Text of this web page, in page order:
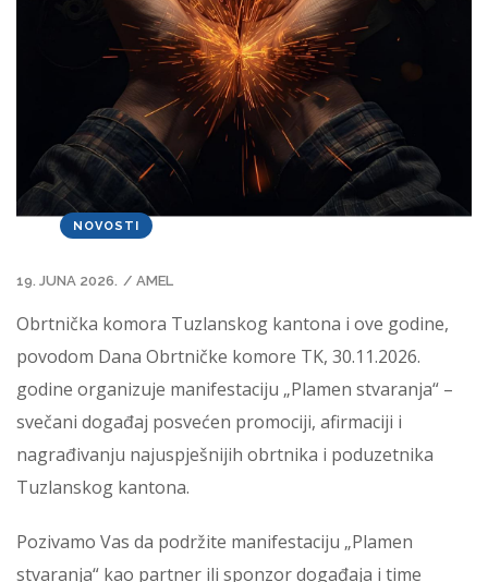
NOVOSTI
19. JUNA 2026. / AMEL
Obrtnička komora Tuzlanskog kantona i ove godine,
povodom Dana Obrtničke komore TK, 30.11.2026.
godine organizuje manifestaciju „Plamen stvaranja“ –
svečani događaj posvećen promociji, afirmaciji i
nagrađivanju najuspješnijih obrtnika i poduzetnika
Tuzlanskog kantona.
Pozivamo Vas da podržite manifestaciju „Plamen
stvaranja“ kao partner ili sponzor događaja i time